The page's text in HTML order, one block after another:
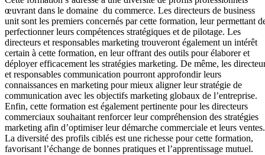
œuvrant dans le domaine du commerce. Les directeurs de business
unit sont les premiers concernés par cette formation, leur permettant
perfectionner leurs compétences stratégiques et de pilotage. Les
directeurs et responsables marketing trouveront également un intérêt
certain à cette formation, en leur offrant des outils pour élaborer et
déployer efficacement les stratégies marketing. De même, les
et responsables communication pourront approfondir leurs
connaissances en marketing pour mieux aligner leur stratégie de
communication avec les objectifs marketing globaux de l’entreprise.
Enfin, cette formation est également pertinente pour les directeurs
commerciaux souhaitant renforcer leur compréhension des stratégies
marketing afin d’optimiser leur démarche commerciale et leurs ventes.
La diversité des profils ciblés est une richesse pour cette formation,
favorisant l’échange de bonnes pratiques et l’apprentissage mutuel.